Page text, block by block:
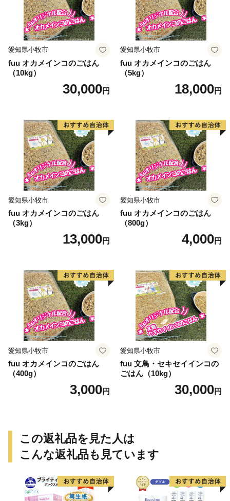
愛知県小牧市
fuu オカメインコのごはん
（10kg）
30,000円
愛知県小牧市
fuu オカメインコのごはん
（5kg）
18,000円
愛知県小牧市
fuu オカメインコのごはん
（3kg）
13,000円
愛知県小牧市
fuu オカメインコのごはん
（800g）
4,000円
愛知県小牧市
fuu オカメインコのごはん
（400g）
3,000円
愛知県小牧市
fuu 文鳥・セキセイインコの
ごはん（10kg）
30,000円
この返礼品を見た人は
こんな返礼品も見ています